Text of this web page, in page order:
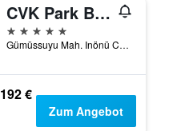
CVK Park Bosphorus Hotel Istanbul
5 Sterne
Gümüssuyu Mah. Inönü Cad. No:8, Istanbul, Türkei
192 €
Zum Angebot